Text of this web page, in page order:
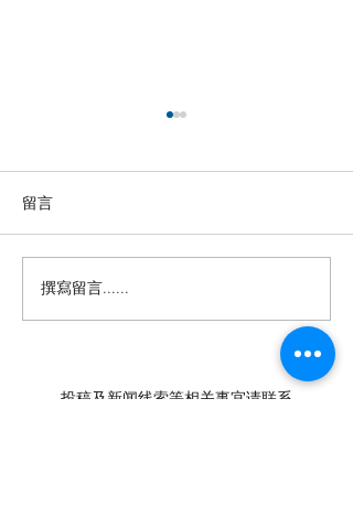
【羊城晚报】“科技+非遗”
引热议！第六届“广东文化
遗产保护与利用”学术座谈
留言
撰寫留言......
投稿及新闻线索等相关事宜请联系